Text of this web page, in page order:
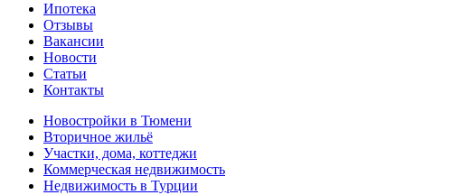
Ипотека
Отзывы
Вакансии
Новости
Статьи
Контакты
Новостройки в Тюмени
Вторичное жильё
Участки, дома, коттеджи
Коммерческая недвижимость
Недвижимость в Турции